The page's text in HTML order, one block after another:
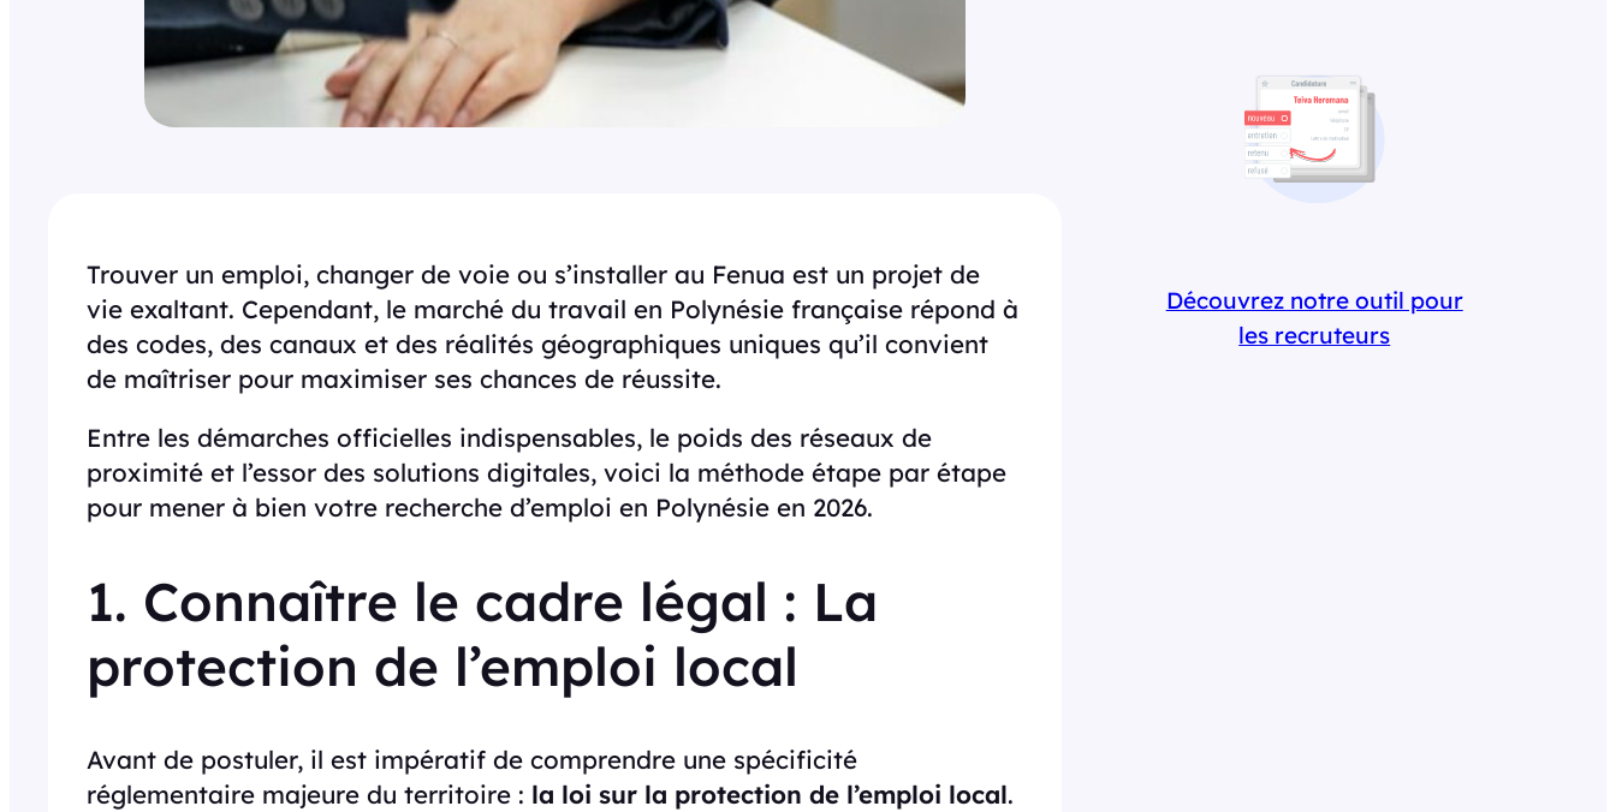
Trouver un emploi, changer de voie ou s’installer au Fenua est un projet de
vie exaltant. Cependant, le marché du travail en Polynésie française répond à
des codes, des canaux et des réalités géographiques uniques qu’il convient
de maîtriser pour maximiser ses chances de réussite.
Entre les démarches officielles indispensables, le poids des réseaux de
proximité et l’essor des solutions digitales, voici la méthode étape par étape
pour mener à bien votre recherche d’emploi en Polynésie en 2026.
1. Connaître le cadre légal : La
protection de l’emploi local
Avant de postuler, il est impératif de comprendre une spécificité
réglementaire majeure du territoire : la loi sur la protection de l’emploi local.
Découvrez notre outil pour
les recruteurs